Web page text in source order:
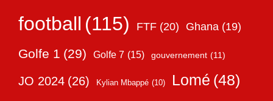
football (115) FTF (20) Ghana (19)
Golfe 1 (29) Golfe 7 (15) gouvernement (11)
JO 2024 (26) Kylian Mbappé (10) Lomé (48)